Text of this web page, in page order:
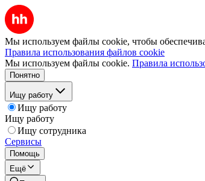
Мы используем файлы cookie, чтобы
Правила использования файлов cookie
Мы используем файлы cookie. Правила
Понятно
Ищу работу
Ищу работу
Ищу работу
Ищу сотрудника
Сервисы
Помощь
Ещё